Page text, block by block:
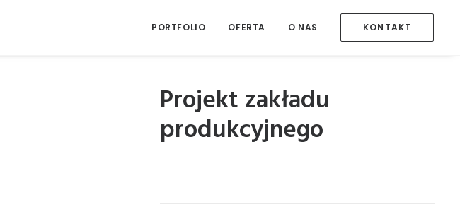
PORTFOLIO OFERTA O NAS KONTAKT
Projekt zakładu
produkcyjnego